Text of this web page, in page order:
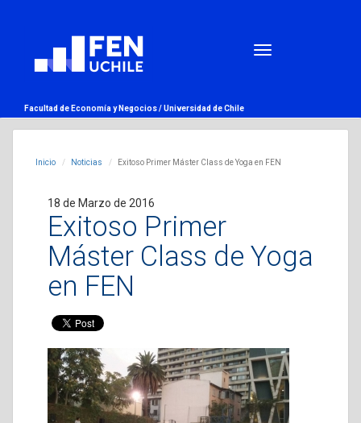
Facultad de Economía y Negocios /Universidad de Chile
Inicio Noticias Exitoso Primer Máster Class de Yoga en FEN
18 de Marzo de 2016
Exitoso Primer
Máster Class de Yoga
en FEN